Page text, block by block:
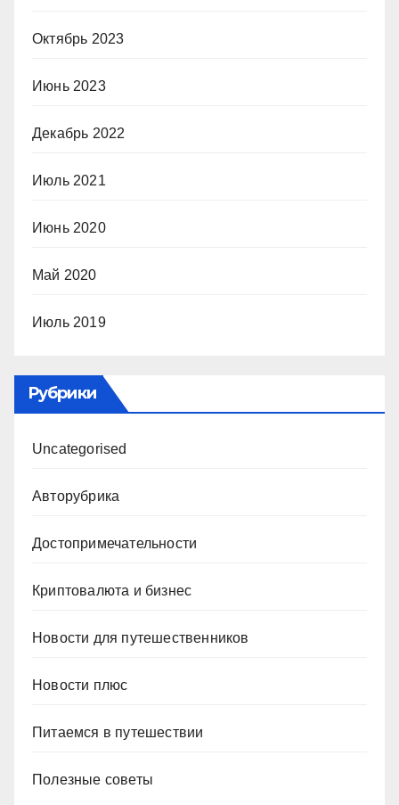
Октябрь 2023
Июнь 2023
Декабрь 2022
Июль 2021
Июнь 2020
Май 2020
Июль 2019
Рубрики
Uncategorised
Авторубрика
Достопримечательности
Криптовалюта и бизнес
Новости для путешественников
Новости плюс
Питаемся в путешествии
Полезные советы